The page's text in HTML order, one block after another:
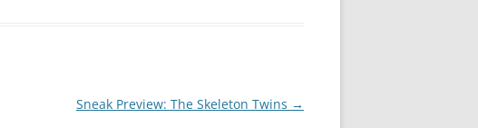
Sneak Preview: The Skeleton Twins →